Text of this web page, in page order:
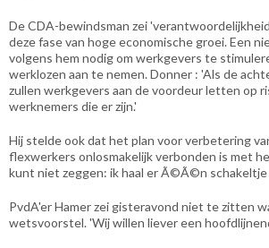
De CDA-bewindsman zei
deze fase van hoge economische groei. Een
volgens hem nodig om werkgevers te
werklozen aan te nemen. Donner : 'Als de
zullen werkgevers aan de voordeur letten op
werknemers die er zijn.'
Hij stelde ook dat het plan voor verbetering
flexwerkers onlosmakelijk verbonden is met
kunt niet zeggen: ik haal er Ã©Ã©n schakeltje
PvdA'er Hamer zei gisteravond niet te zitten
wetsvoorstel. 'Wij willen liever een